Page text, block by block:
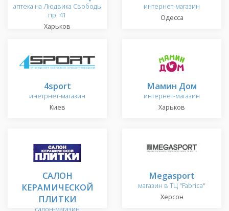
аптека на Людвика Свободы
пр. 41
Харьков
интернет-магазин
Одесса
4sport
инетрнет-магазин
Киев
Мамин Дом
интернет-магазин
Харьков
САЛОН
КЕРАМИЧЕСКОЙ
ПЛИТКИ
Megasport
магазин в ТЦ "Fabrica"
Херсон